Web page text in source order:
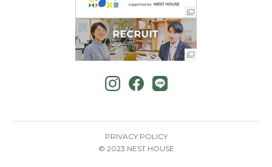
PRIVACY POLICY
© 2023 NEST HOUSE